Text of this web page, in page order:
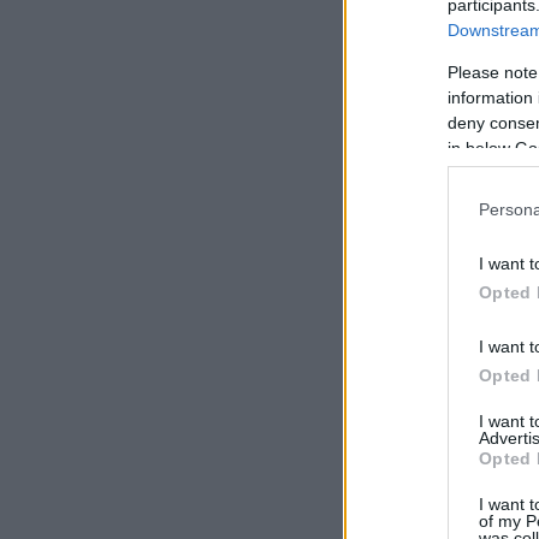
Please
information
deny
in below
I want
Opted
I want
Opted
I want
Opted
I want
of my